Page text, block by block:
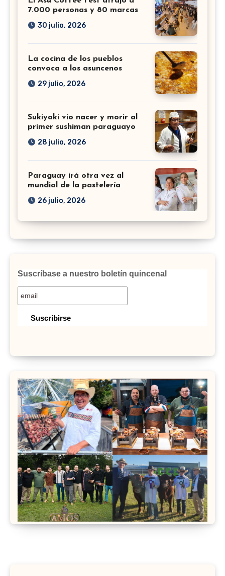
7.000 personas y 80 marcas
30 julio, 2026
La cocina de los pueblos
convoca a los asuncenos
29 julio, 2026
Sukiyaki vio nacer y morir al
primer sushiman paraguayo
28 julio, 2026
Paraguay irá otra vez al
mundial de la pastelería
26 julio, 2026
Suscríbase a nuestro boletín quincenal